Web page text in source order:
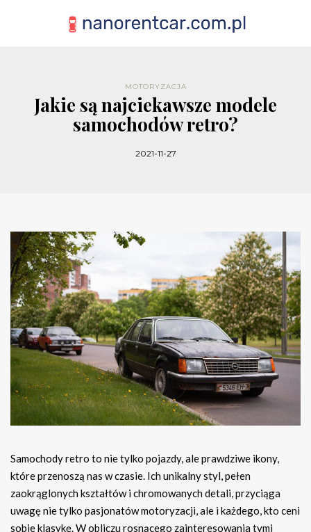
MOTORYZACJA
Jakie są najciekawsze modele
samochodów retro?
2021-11-27
Samochody retro to nie tylko pojazdy, ale prawdziwe ikony,
które przenoszą nas w czasie. Ich unikalny styl, pełen
zaokrąglonych kształtów i chromowanych detali, przyciąga
uwagę nie tylko pasjonatów motoryzacji, ale i każdego, kto ceni
sobie klasykę. W obliczu rosnącego zainteresowania tymi